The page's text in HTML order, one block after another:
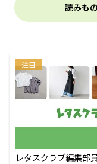
読みも
注目
レタスクラブ編集部